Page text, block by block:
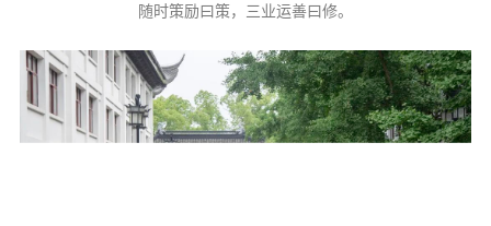
随时策励曰策，三业运善曰修。